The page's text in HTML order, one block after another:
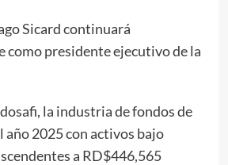
Sicard continuará
como presidente ejecutivo de la
la industria de fondos de
año 2025 con activos bajo
a RD$446,565